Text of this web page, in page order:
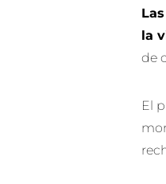
la
de
El